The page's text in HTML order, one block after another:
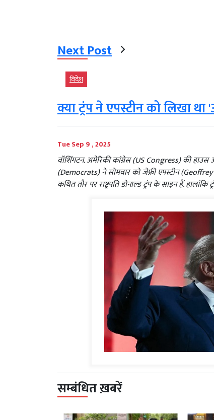
Next Post
विदेश
क्या ट्रंप ने एपस्टीन को लिखा था
Tue Sep 9 , 2025
वॉशिंगटन. अमेरिकी कांग्रेस (US Congress) की
(Democrats) ने सोमवार को जेफ्री एपस्टीन
कथित तौर पर राष्ट्रपति डोनाल्ड ट्रंप के साइन हैं.
सम्बंधित ख़बरें